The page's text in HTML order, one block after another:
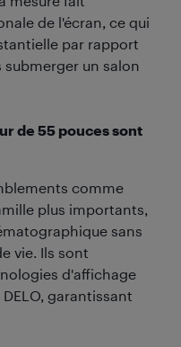
de l'écran, ce qui
par rapport
un salon
de 55 pouces sont
comme
plus importants,
sans
vie. Ils sont
d'affichage
garantissant